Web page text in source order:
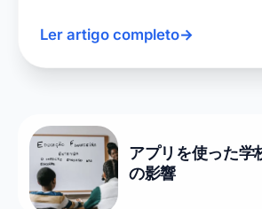
Ler artigo completo→
アプリを使った学
の影響